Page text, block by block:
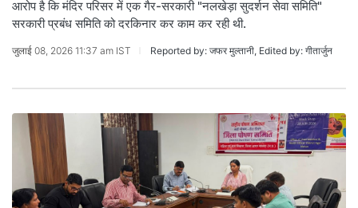
आरोप है कि मंदिर परिसर में एक गैर-सरकारी "नलखेड़ा सुदर्शन सेवा समिति"
सरकारी प्रबंध समिति को दरकिनार कर काम कर रही थी.
जुलाई 08, 2026 11:37 am IST Reported by: जफर मुल्तानी, Edited by: गीतार्जुन